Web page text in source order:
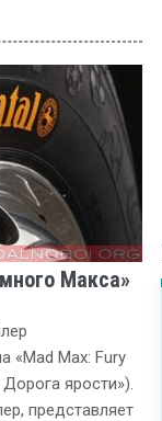
Макса»
«Mad Max: Fury
ярости»).
представляет